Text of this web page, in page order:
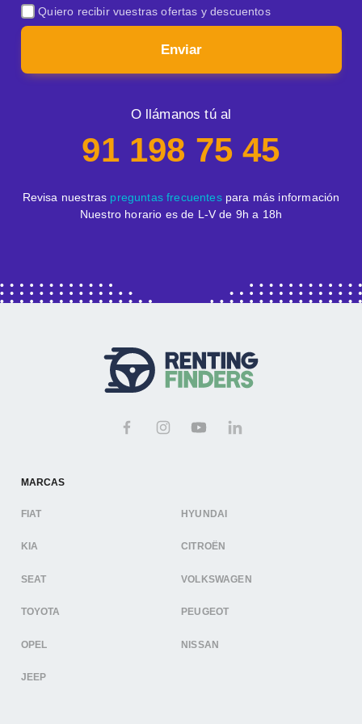
Quiero recibir vuestras ofertas y descuentos
Enviar
O llámanos tú al
91 198 75 45
Revisa nuestras preguntas frecuentespara más información
Nuestro horario es de L-V de 9h a 18h
MARCAS
FIAT HYUNDAI
KIA CITROËN
SEAT VOLKSWAGEN
TOYOTA PEUGEOT
OPEL NISSAN
JEEP